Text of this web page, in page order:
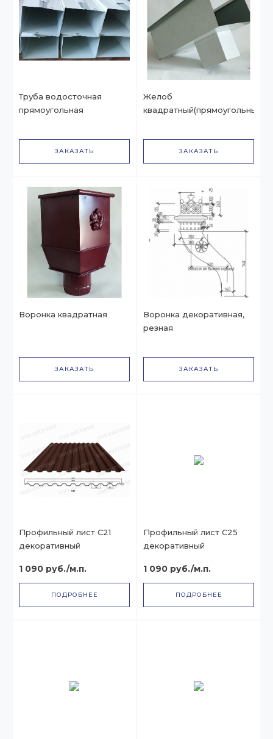
Труба водосточная
прямоугольная
ЗАКАЗАТЬ
Желоб
квадратный(прямоугольный)
ЗАКАЗАТЬ
Воронка квадратная
ЗАКАЗАТЬ
Воронка декоративная,
резная
ЗАКАЗАТЬ
Профильный лист С21
декоративный
1 090 руб./м.п.
ПОДРОБНЕЕ
Профильный лист С25
декоративный
1 090 руб./м.п.
ПОДРОБНЕЕ